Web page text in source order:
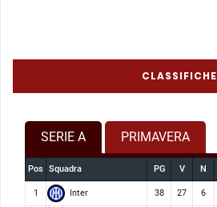
CLASSIFICHE
SERIE A PRIMAVERA
Pos Squadra PG V N
1 Inter 38 27 6